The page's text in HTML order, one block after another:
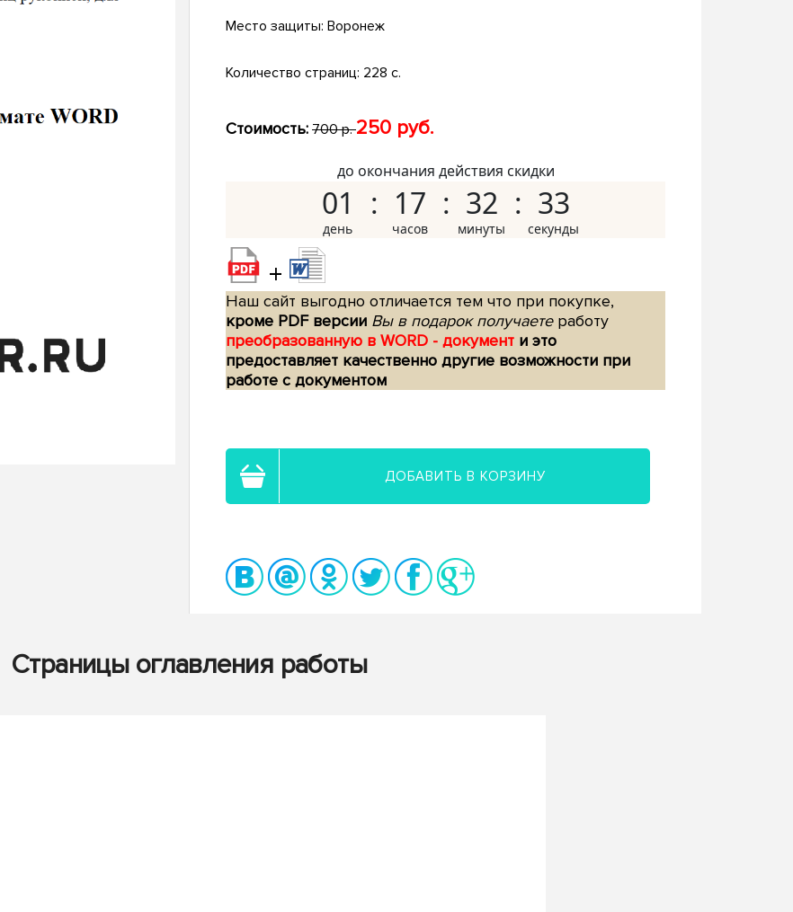
Место защиты: Воронеж
Количество страниц: 228 с.
Стоимость: 700 р.250 руб.
до окончания действия скидки
01 17 32 32
+
Наш сайт выгодно отличается тем что при покупке,
кроме PDF версии Вы в подарок получаетеработу
преобразованную в WORD - документ и это
предоставляет качественно другие возможности при
работе с документом
ДОБАВИТЬ В КОРЗИНУ
Страницы оглавления работы